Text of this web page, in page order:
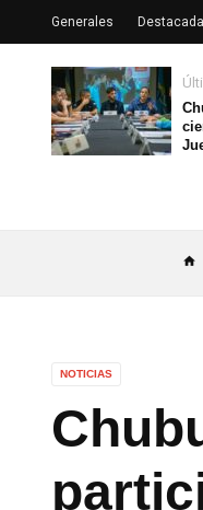
home
Generales
NOTICIAS